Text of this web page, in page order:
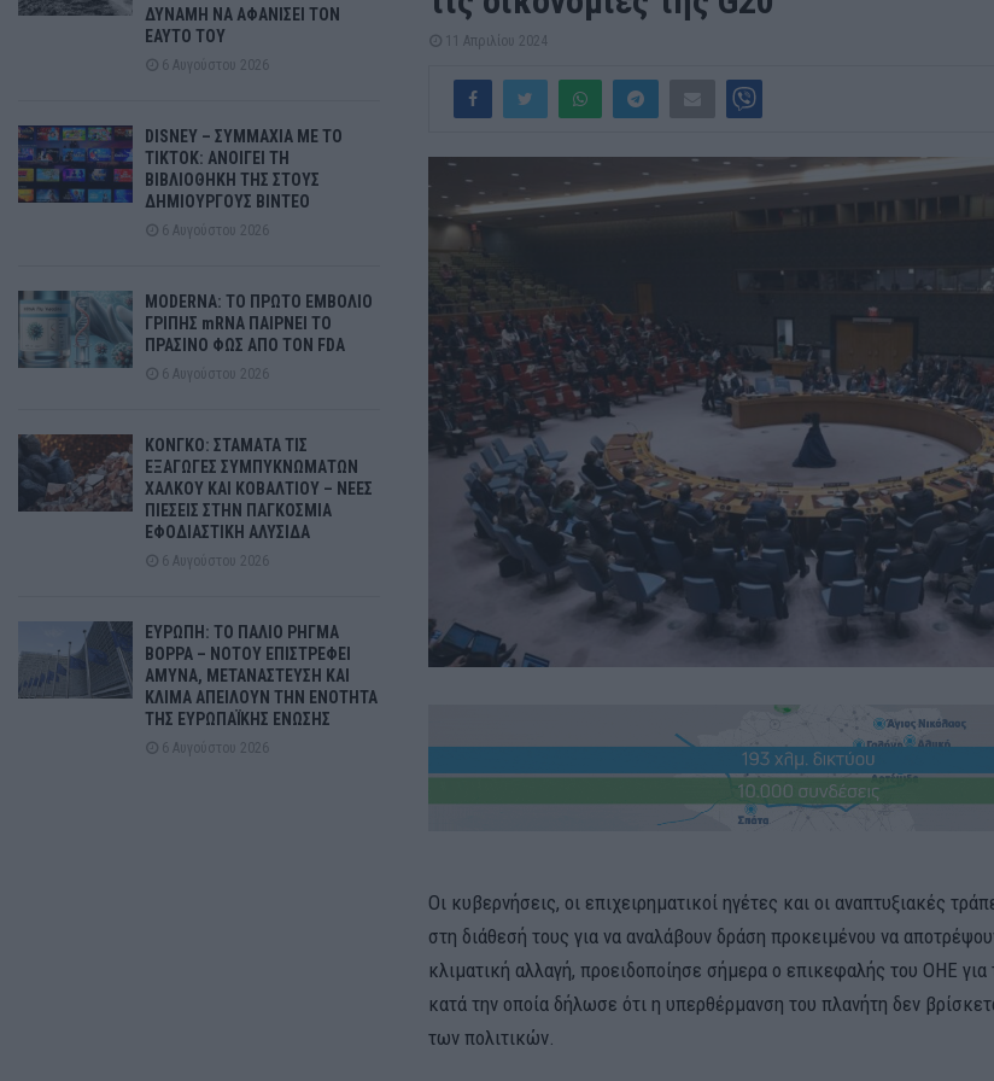
11 Απριλίου 2024
Οι κυβερνήσεις, οι επιχειρηματικοί ηγέτες και οι αναπτυξιακές
στη διάθεσή τους για να αναλάβουν δράση προκειμένου να
κλιματική αλλαγή, προειδοποίησε σήμερα ο επικεφαλής του ΟΗΕ για
κατά την οποία δήλωσε ότι η υπερθέρμανση του πλανήτη δεν
των πολιτικών.
ΔΥΝΑΜΗ ΝΑ ΑΦΑΝΙΣΕΙ ΤΟΝ
ΕΑΥΤΟ ΤΟΥ
6 Αυγούστου 2026
DISNEY – ΣΥΜΜΑΧΙΑ ΜΕ ΤΟ
TIKTOK: ΑΝΟΙΓΕΙ ΤΗ
ΒΙΒΛΙΟΘΗΚΗ ΤΗΣ ΣΤΟΥΣ
ΔΗΜΙΟΥΡΓΟΥΣ ΒΙΝΤΕΟ
6 Αυγούστου 2026
MODERNA: ΤΟ ΠΡΩΤΟ ΕΜΒΟΛΙΟ
ΓΡΙΠΗΣ mRNA ΠΑΙΡΝΕΙ ΤΟ
ΠΡΑΣΙΝΟ ΦΩΣ ΑΠΟ ΤΟΝ FDA
6 Αυγούστου 2026
ΚΟΝΓΚΟ: ΣΤΑΜΑΤΑ ΤΙΣ
ΕΞΑΓΩΓΕΣ ΣΥΜΠΥΚΝΩΜΑΤΩΝ
ΧΑΛΚΟΥ ΚΑΙ ΚΟΒΑΛΤΙΟΥ – ΝΕΕΣ
ΠΙΕΣΕΙΣ ΣΤΗΝ ΠΑΓΚΟΣΜΙΑ
ΕΦΟΔΙΑΣΤΙΚΗ ΑΛΥΣΙΔΑ
6 Αυγούστου 2026
ΕΥΡΩΠΗ: ΤΟ ΠΑΛΙΟ ΡΗΓΜΑ
ΒΟΡΡΑ – ΝΟΤΟΥ ΕΠΙΣΤΡΕΦΕΙ
ΑΜΥΝΑ, ΜΕΤΑΝΑΣΤΕΥΣΗ ΚΑΙ
ΚΛΙΜΑ ΑΠΕΙΛΟΥΝ ΤΗΝ ΕΝΟΤΗΤΑ
ΤΗΣ ΕΥΡΩΠΑΪΚΗΣ ΕΝΩΣΗΣ
6 Αυγούστου 2026